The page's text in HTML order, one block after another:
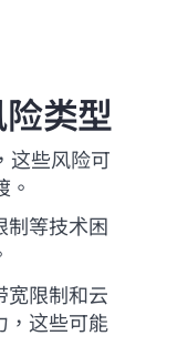
类型
这些风险可
制等技术困
宽限制和云
，这些可能